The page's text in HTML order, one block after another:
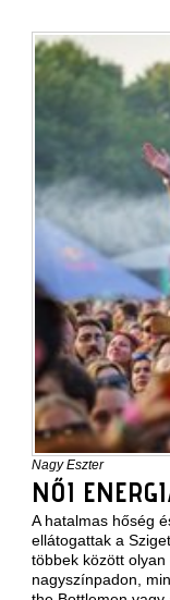
Nagy Eszter
NŐI
A hatalmas hőség
ellátogattak a
többek között
nagyszínpadon,